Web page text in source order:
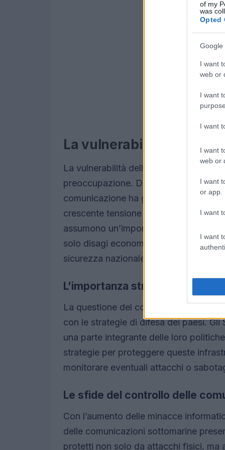
of my
was
Opted
Google
I want
web or
I want
I want
I want
web or
I want
or app.
I want
I want
La vulnerabilità dei cavi
La vulnerabilità delle comunicazioni
preoccupazione. Durante le due
comunicazione ha giocato un ruolo
crescente tensione geopolitica, il
assumono un’importanza ancora
solo disagi economici, ma anche
sicurezza nazionale.
L’importanza strategica dei
La questione del controllo dei cavi
con le strategie di difesa dei paesi.
una parte integrante delle loro
strategie per proteggere queste
monitorare eventuali attacchi o
Le sfide del controllo delle
Con l’aumento delle minacce
delle comunicazioni sottomarine
protetti non solo da attacchi fisici, ma